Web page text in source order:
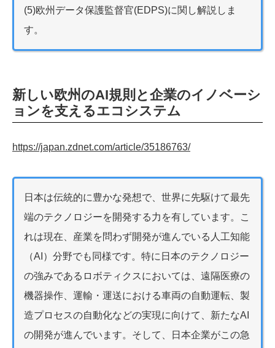
(5)欧州データ保護監督官(EDPS)に関し解説しま
す。
新しい欧州のAI規則と企業のイノベーシ
ョンを支えるエコシステム
https://japan.zdnet.com/article/35186763/
日本は伝統的に豊かな発想で、世界に先駆けて最先
端のテクノロジーを開発する力を有しています。こ
れは現在、産業を問わず開発が進んでいる人工知能
（AI）分野でも同様です。特に日本のテクノロジー
の強みであるロボティクスにおいては、遠隔医療の
機器操作、運輸・運送における車両の自動運転、製
造プロセスの自動化などの実現に向けて、新たなAI
の開発が進んでいます。そして、日本企業がこの急